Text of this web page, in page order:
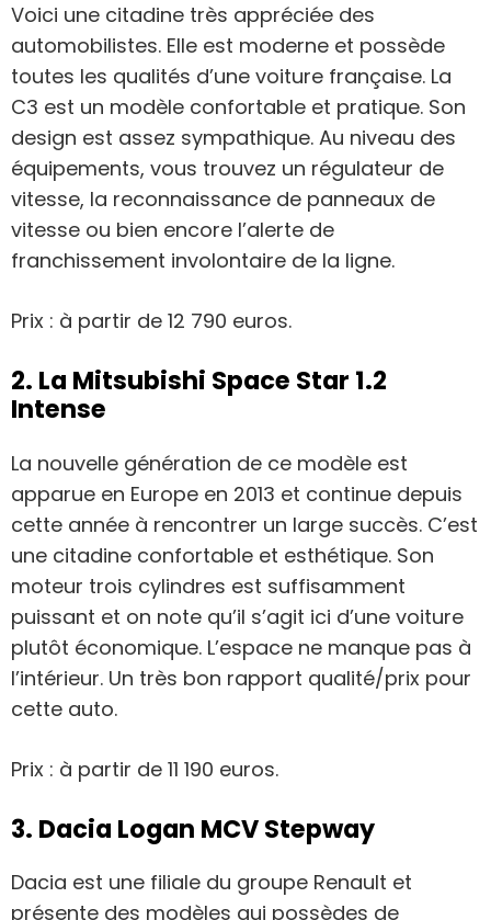
Voici une citadine très appréciée des
automobilistes. Elle est moderne et possède
toutes les qualités d’une voiture française. La
C3 est un modèle confortable et pratique. Son
design est assez sympathique. Au niveau des
équipements, vous trouvez un régulateur de
vitesse, la reconnaissance de panneaux de
vitesse ou bien encore l’alerte de
franchissement involontaire de la ligne.
Prix : ​​à partir de 12 790 euros.
2. La Mitsubishi Space Star 1.2
Intense
La nouvelle génération de ce modèle est
apparue en Europe en 2013 et continue depuis
cette année à rencontrer un large succès. C’est
une citadine confortable et esthétique. Son
moteur trois cylindres est suffisamment
puissant et on note qu’il s’agit ici d’une voiture
plutôt économique. L’espace ne manque pas à
l’intérieur. Un très bon rapport qualité/prix pour
cette auto.
Prix : à partir de 11 190 euros.
3. Dacia Logan MCV Stepway
Dacia est une filiale du groupe Renault et
présente des modèles qui possèdes de